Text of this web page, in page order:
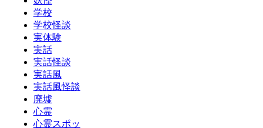
学校
学校怪談
実体験
実話
実話怪談
実話風
実話風怪談
廃墟
心霊
心霊スポッ